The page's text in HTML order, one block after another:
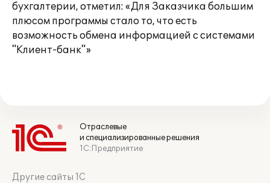
бухгалтерии, отметил: «Для Заказчика большим
плюсом программы стало то, что есть
возможность обмена информацией с системами
"Клиент-банк"»
Отраслевые
и специализированные решения
1С:Предприятие
Другие сайты 1С